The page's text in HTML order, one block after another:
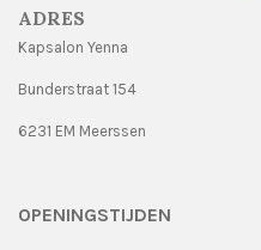
ADRES
Kapsalon Yenna
Bunderstraat 154
6231 EM Meerssen
OPENINGSTIJDEN